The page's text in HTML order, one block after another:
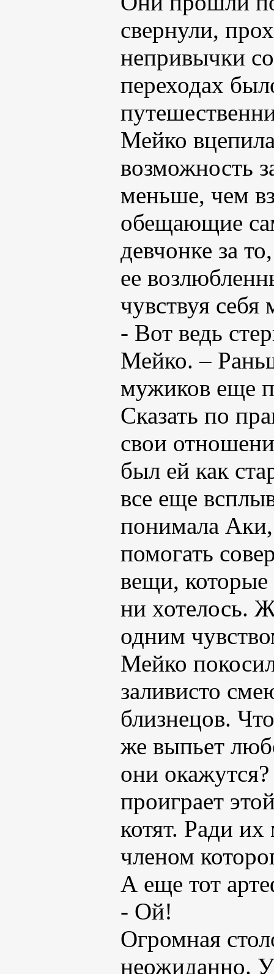
свернули,
непривычки
переходах
Мейко
возможность
меньше, чем
обещающие
девчонке за
ее
чувствуя
- Вот ведь
Мейко. –
мужиков еще
Сказать по
свои
был ей как
все еще
понимала Аки,
помогать
вещи, которые
ни хотелось.
одним
Мейко
заливисто
близнецов.
же выпьет
они
проиграет
котят. Ради
членом
А еще тот
- Ой!
Огромная
неожиданно.